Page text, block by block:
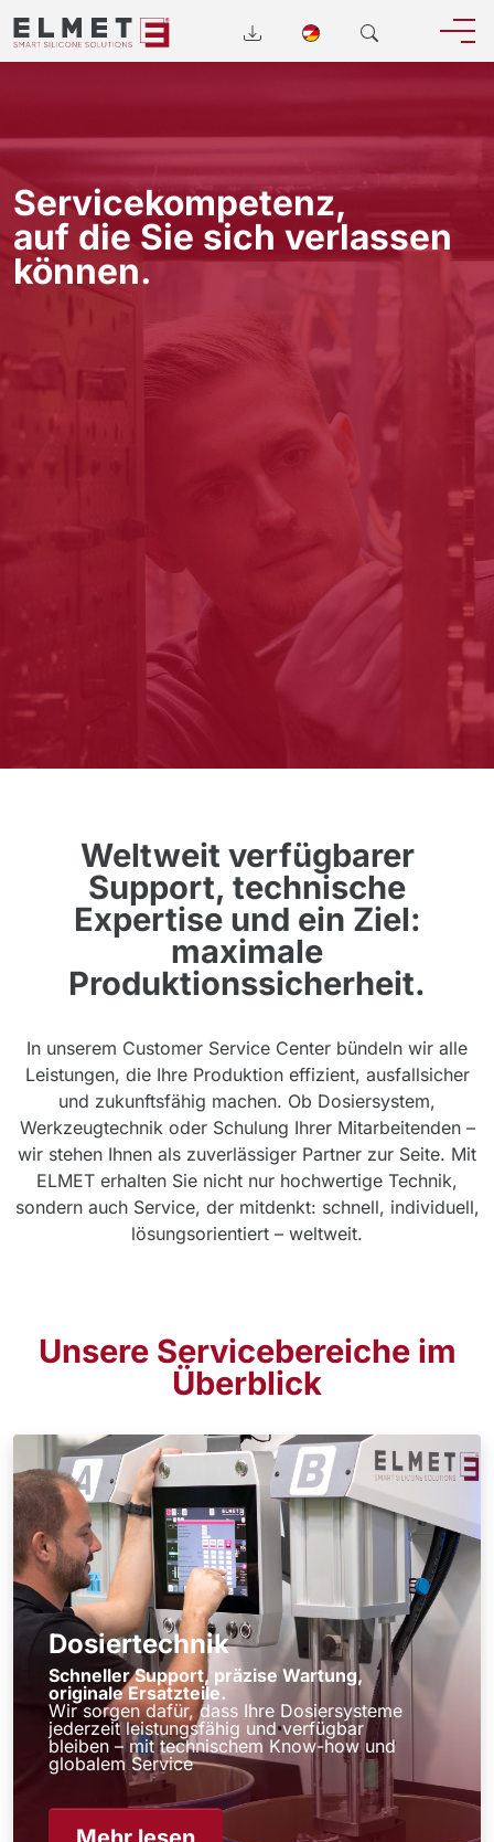
Servicekompetenz,
auf die Sie sich verlassen
können.
Weltweit verfügbarer
Support, technische
Expertise und ein Ziel:
maximale
Produktionssicherheit.
In unserem Customer Service Center bündeln wir alle
Leistungen, die Ihre Produktion effizient, ausfallsicher
und zukunftsfähig machen. Ob Dosiersystem,
Werkzeugtechnik oder Schulung Ihrer Mitarbeitenden –
wir stehen Ihnen als zuverlässiger Partner zur Seite. Mit
ELMET erhalten Sie nicht nur hochwertige Technik,
sondern auch Service, der mitdenkt: schnell, individuell,
lösungsorientiert – weltweit.
Unsere Servicebereiche im
Überblick
Dosiertechnik
Schneller Support, präzise Wartung,
originale Ersatzteile.
Wir sorgen dafür, dass Ihre Dosiersysteme
jederzeit leistungsfähig und verfügbar
bleiben – mit technischem Know-how und
globalem Service